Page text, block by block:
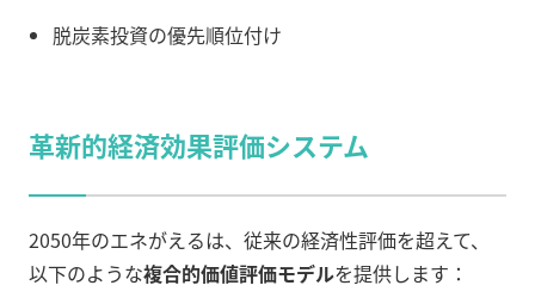
脱炭素投資の優先順位付け
革新的経済効果評価システム
2050年のエネがえるは、従来の経済性評価を超えて、
以下のような複合的価値評価モデルを提供します：